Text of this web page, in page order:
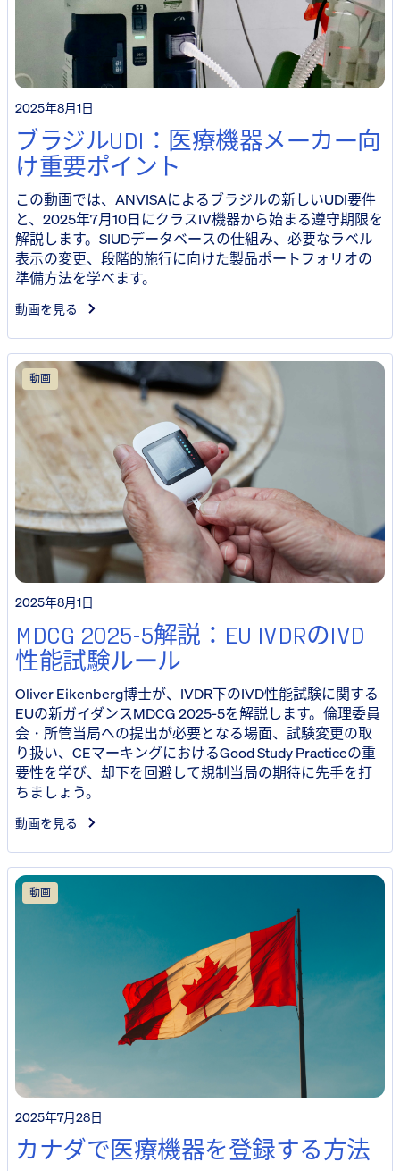
2025年8月1日
ブラジルUDI：医療機器メーカー向
け重要ポイント
この動画では、ANVISAによるブラジルの新しいUDI要件
と、2025年7月10日にクラスIV機器から始まる遵守期限を
解説します。SIUDデータベースの仕組み、必要なラベル
表示の変更、段階的施行に向けた製品ポートフォリオの
準備方法を学べます。
動画を見る
動画
2025年8月1日
MDCG 2025-5解説：EU IVDRのIVD
性能試験ルール
Oliver Eikenberg博士が、IVDR下のIVD性能試験に関する
EUの新ガイダンスMDCG 2025-5を解説します。倫理委員
会・所管当局への提出が必要となる場面、試験変更の取
り扱い、CEマーキングにおけるGood Study Practiceの重
要性を学び、却下を回避して規制当局の期待に先手を打
ちましょう。
動画を見る
動画
2025年7月28日
カナダで医療機器を登録する方法